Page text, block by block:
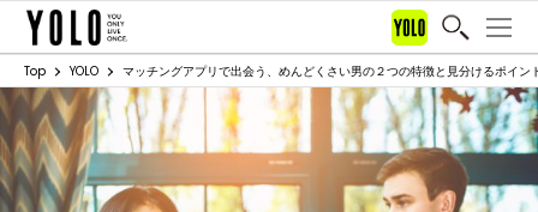
Top YOLO マッチングアプリで出会う、めんどくさい男の２つの特徴と見分けるポイン